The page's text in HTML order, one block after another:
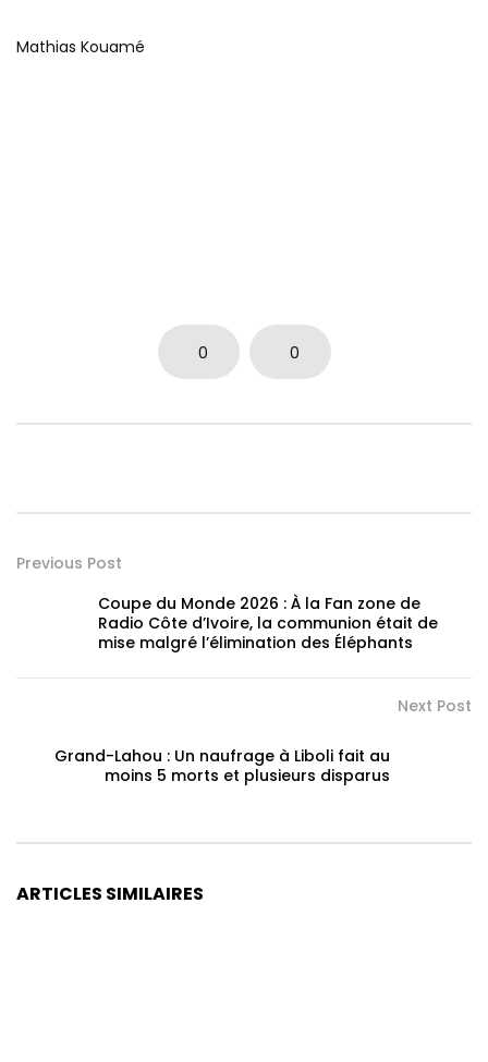
Mathias Kouamé
0 0
Previous Post
Coupe du Monde 2026 : À la Fan zone de
Radio Côte d’Ivoire, la communion était de
mise malgré l’élimination des Éléphants
Next Post
Grand-Lahou : Un naufrage à Liboli fait au
moins 5 morts et plusieurs disparus
ARTICLES SIMILAIRES